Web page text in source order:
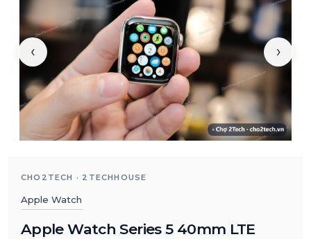
‹ ›
CHO2TECH · 2TECHHOUSE
Apple Watch
Apple Watch Series 5 40mm LTE